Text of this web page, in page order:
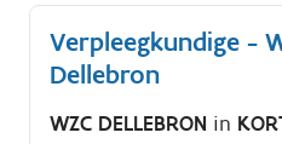
zorgkundigen;fungeren als
bewoners, familie en
referentietaken en hierin
Verpleegkundige -
Dellebron
WZC DELLEBRON in